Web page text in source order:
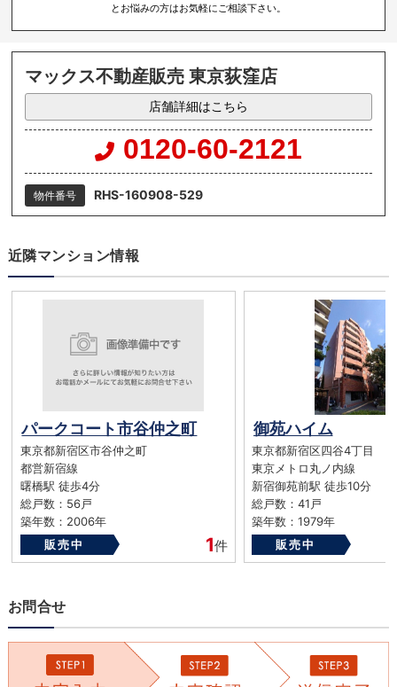
とお悩みの方はお気軽にご相談下さい。
マックス不動産販売 東京荻窪店
店舗詳細はこちら
0120-60-2121
物件番号 RHS-160908-529
近隣マンション情報
パークコート市谷仲之町
東京都新宿区市谷仲之町
都営新宿線
曙橋駅 徒歩4分
総戸数：56戸
築年数：2006年
販売中
1件
御苑ハイム
東京都新宿区四谷4丁目
東京メトロ丸ノ内線
新宿御苑前駅 徒歩10分
総戸数：41戸
築年数：1979年
販売中
お問合せ